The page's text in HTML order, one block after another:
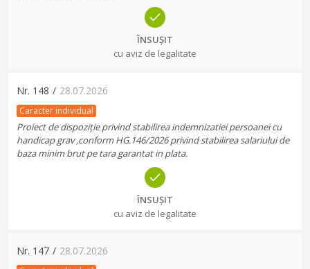
ÎNSUȘIT
cu aviz de legalitate
Nr. 148 / 28.07.2026
Caracter individual
Proiect de dispoziție privind stabilirea indemnizatiei persoanei cu
handicap grav ,conform HG.146/2026 privind stabilirea salariului de
baza minim brut pe tara garantat in plata.
ÎNSUȘIT
cu aviz de legalitate
Nr. 147 / 28.07.2026